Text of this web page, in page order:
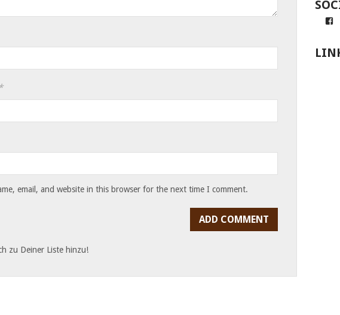
*
email, and website in this browser for the next time I comment.
zu Deiner Liste hinzu!